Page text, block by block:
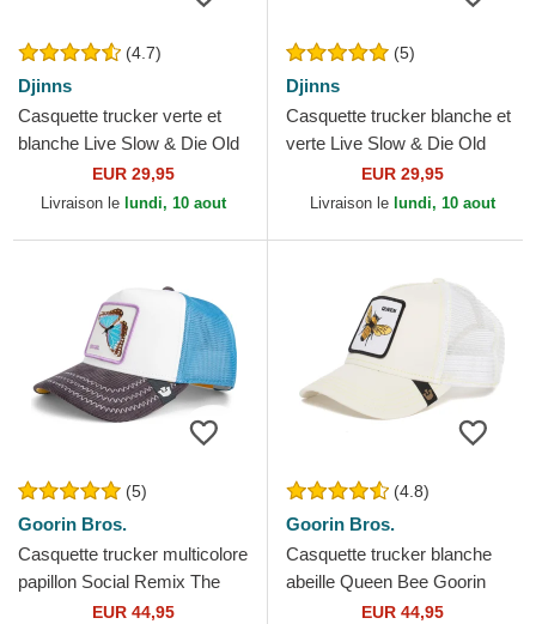
(4.7)
Djinns
Casquette trucker verte et
blanche Live Slow & Die Old
HFT LSDO Djinns
EUR 29,95
Livraison le lundi, 10 aout
(5)
Djinns
Casquette trucker blanche et
verte Live Slow & Die Old
HFT LSDO Djinns
EUR 29,95
Livraison le lundi, 10 aout
(5)
Goorin Bros.
Casquette trucker multicolore
papillon Social Remix The
Farm Goorin Bros.
EUR 44,95
(4.8)
Goorin Bros.
Casquette trucker blanche
abeille Queen Bee Goorin
EUR 44,95